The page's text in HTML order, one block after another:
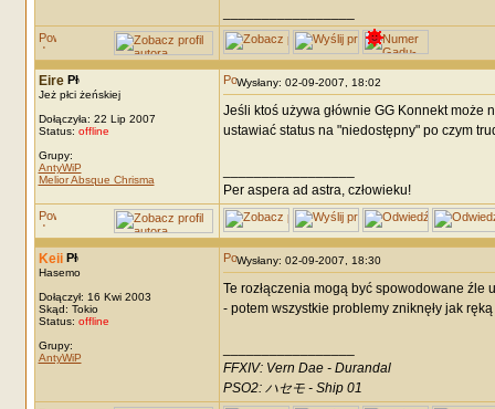
Eire
Jeż płci żeńskiej
Dołączyła: 22 Lip 2007
Status: offline
Grupy:
AntyWiP
Melior Absque Chrisma
Wysłany: 02-09-2007, 18:02
Jeśli ktoś używa głównie GG Konnekt
ustawiać status na "niedostępny" po czym
Per aspera ad astra, człowieku!
Keii
Hasemo
Dołączył: 16 Kwi 2003
Skąd: Tokio
Status: offline
Grupy:
AntyWiP
Wysłany: 02-09-2007, 18:30
Te rozłączenia mogą być spowodowane źle
- potem wszystkie problemy zniknęły jak ręką
FFXIV: Vern Dae - Durandal
PSO2: ハセモ - Ship 01